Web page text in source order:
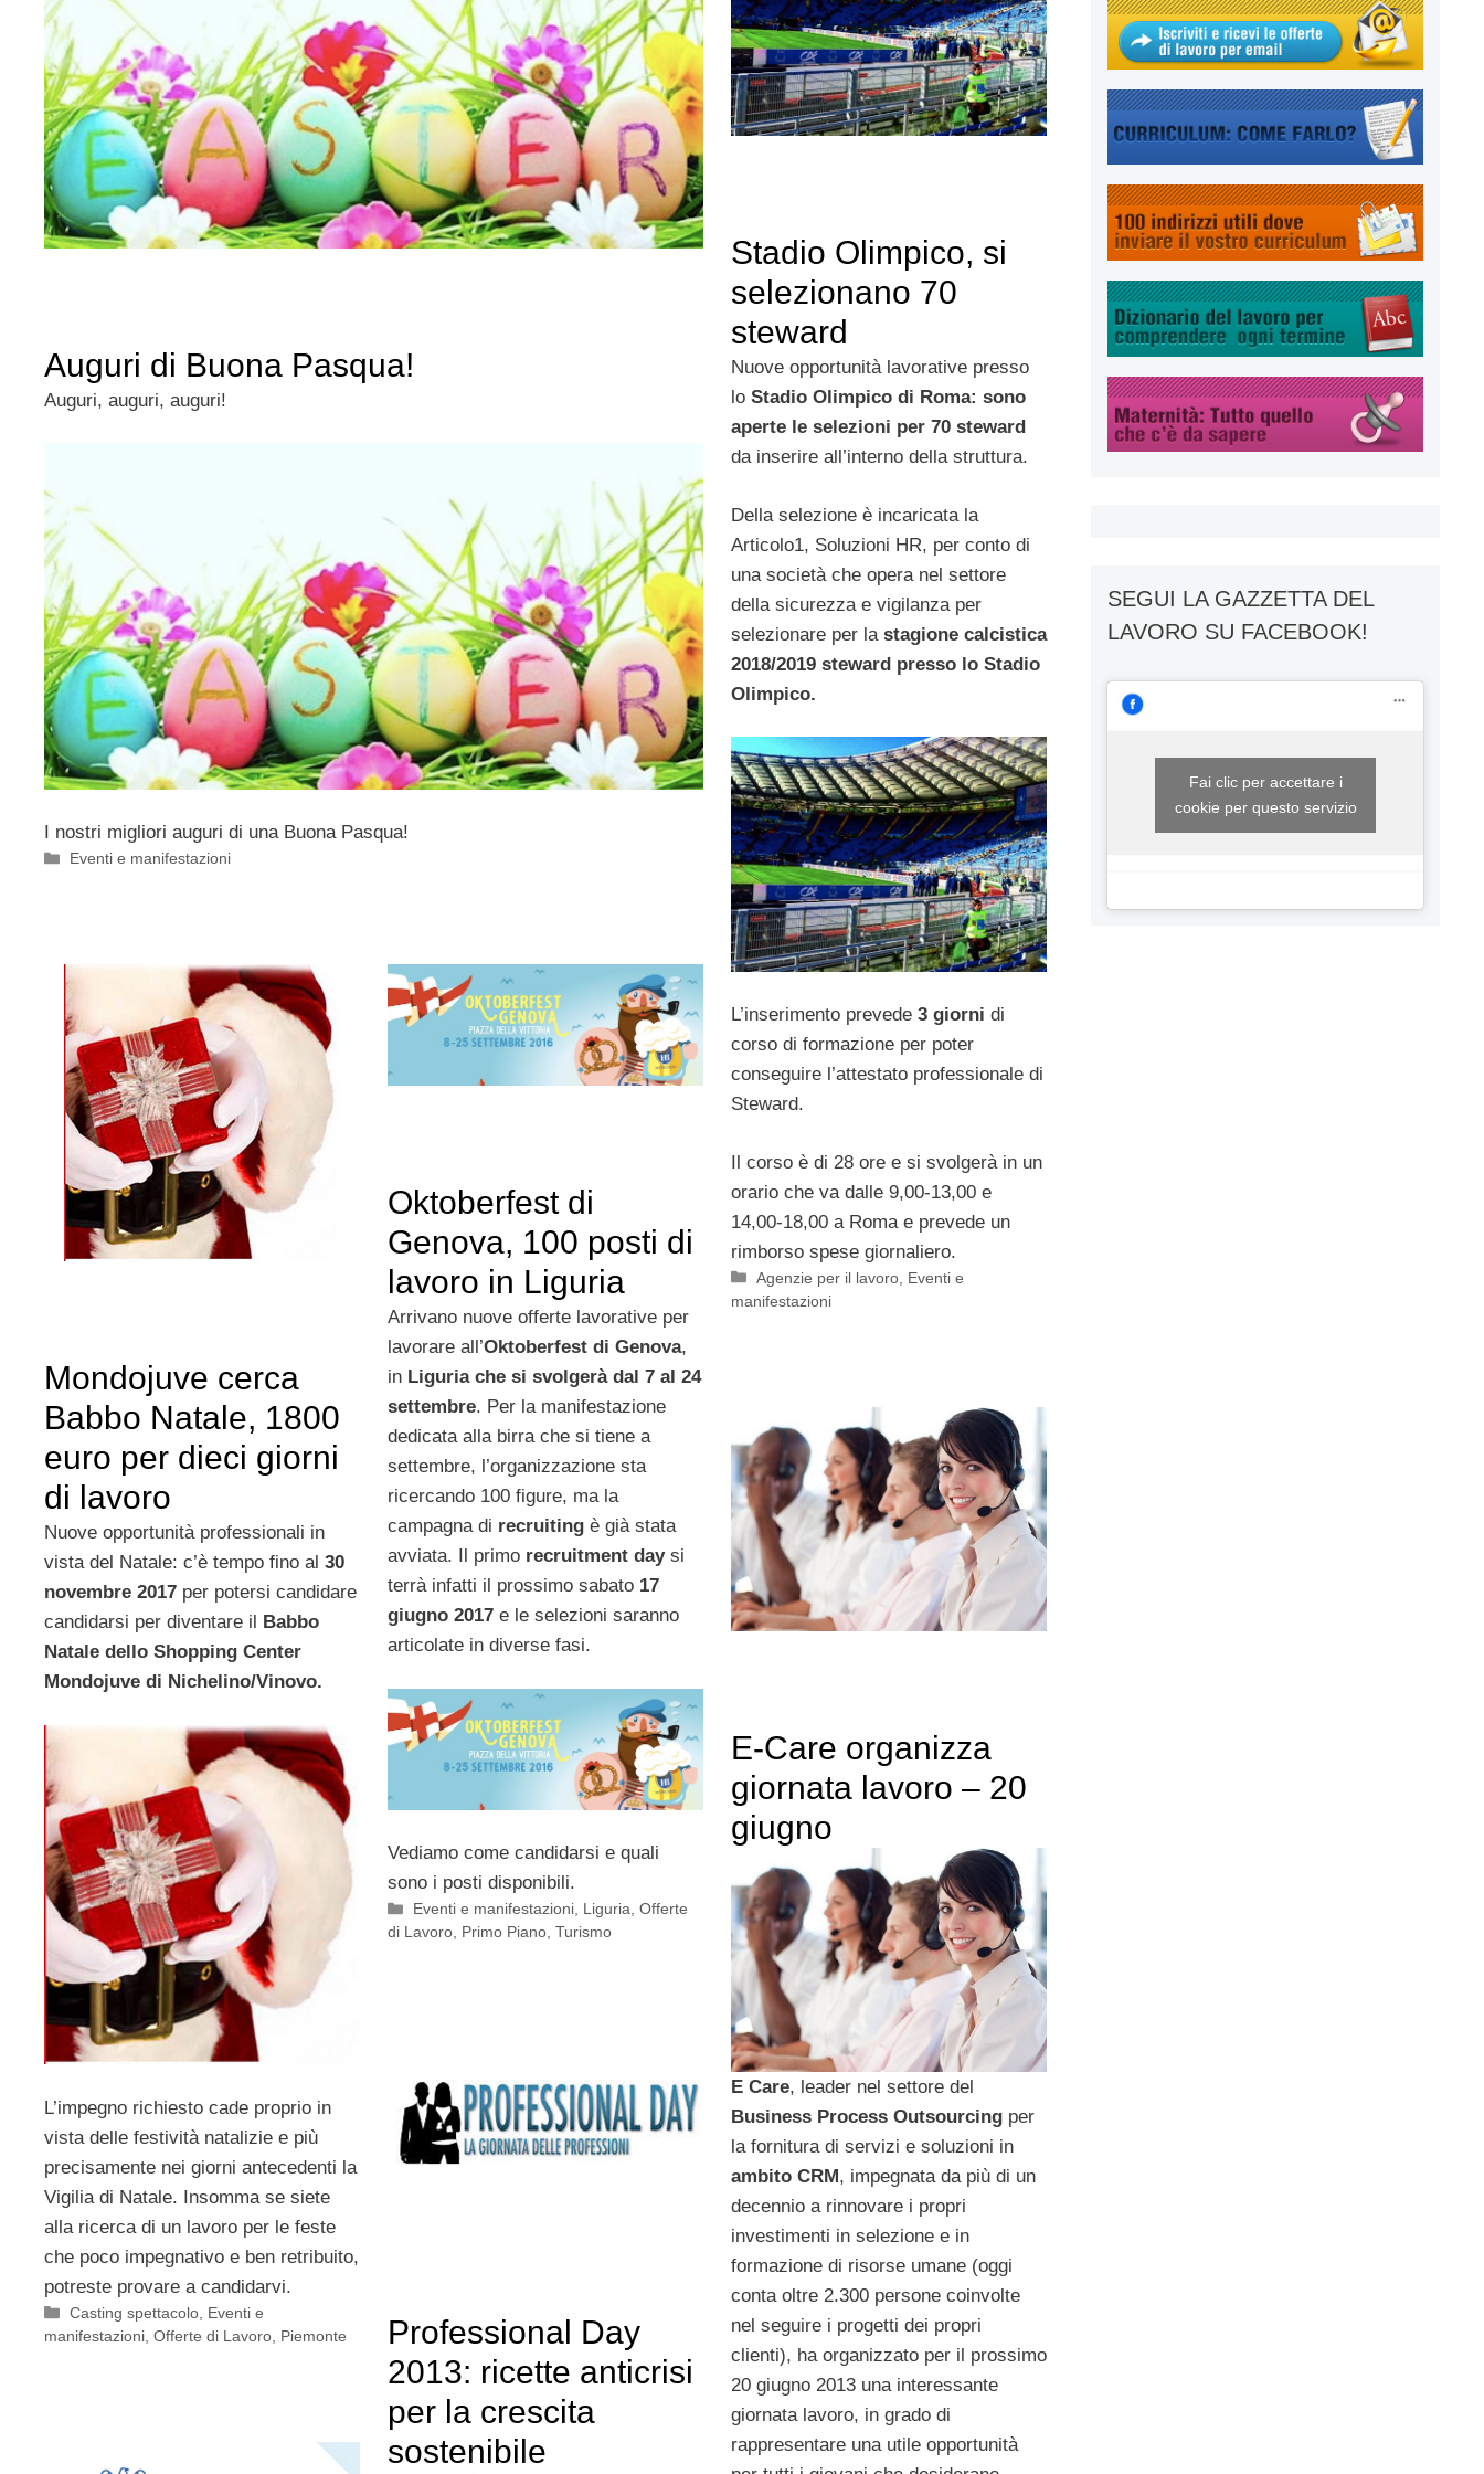
Auguri di Buona Pasqua!
Auguri, auguri, auguri!
I nostri migliori auguri di una Buona Pasqua!
Categorie
Eventi e manifestazioni
Stadio Olimpico, si
selezionano 70
steward
Nuove opportunità lavorative presso
lo Stadio Olimpico di Roma: sono
aperte le selezioni per 70 steward
da inserire all’interno della struttura.
Della selezione è incaricata la
Articolo1, Soluzioni HR, per conto di
una società che opera nel settore
della sicurezza e vigilanza per
selezionare per lastagione calcistica
2018/2019 steward presso lo Stadio
Olimpico.
L’inserimento prevede3 giorni di
corso di formazione per poter
conseguire l’attestato professionale di
Steward.
Il corso è di 28 ore e si svolgerà in un
orario che va dalle 9,00-13,00 e
14,00-18,00 a Roma e prevede un
rimborso spese giornaliero.
Categorie
Agenzie per il lavoro Eventi e
manifestazioni
Mondojuve cerca
Babbo Natale, 1800
euro per dieci giorni
di lavoro
Nuove opportunità professionali in
vista del Natale: c’è tempo fino al 30
novembre 2017 per potersi candidare
candidarsi per diventare il
Babbo
Natale dello Shopping Center
Mondojuve di Nichelino/Vinovo.
L’impegno richiesto cade proprio in
vista delle festività natalizie e più
precisamente nei giorni antecedenti la
Vigilia di Natale. Insomma se siete
alla ricerca di un lavoro per le feste
che poco impegnativo e ben retribuito,
potreste provare a candidarvi.
Categorie
Casting spettacolo Eventi e
manifestazioni Offerte di Lavoro Piemonte
Oktoberfest di
Genova, 100 posti di
lavoro in Liguria
Arrivano nuove offerte lavorative per
lavorare all’Oktoberfest di Genova,
in Liguria che si svolgerà dal 7 al 24
settembre. Per la manifestazione
dedicata alla birra che si tiene a
settembre, l’organizzazione sta
ricercando 100 figure, ma la
campagna di recruitingè già stata
avviata. Il
primo recruitment daysi
terrà infatti il prossimo sabato 17
giugno 2017e le selezioni saranno
articolate in diverse fasi.
Vediamo come candidarsi e quali
sono i posti disponibili.
Categorie
Eventi e manifestazioni, Liguria,Offerte
di Lavoro, Primo Piano, Turismo
E-Care organizza
giornata lavoro – 20
giugno
E Care, leader nel settore del
Business Process Outsourcingper
la fornitura di servizi e soluzioni in
ambito CRM, impegnata da più di un
decennio a rinnovare i propri
investimenti in selezione e in
formazione di risorse umane (oggi
conta oltre 2.300 persone coinvolte
nel seguire i progetti dei propri
clienti), ha organizzato per il prossimo
20 giugno 2013 una interessante
giornata lavoro, in grado di
rappresentare una utile opportunità
Professional Day
2013: ricette anticrisi
per la crescita
sostenibile
SEGUI LA GAZZETTA DEL
LAVORO SU FACEBOOK!
Fai clic per accettare i
cookie per questo servizio